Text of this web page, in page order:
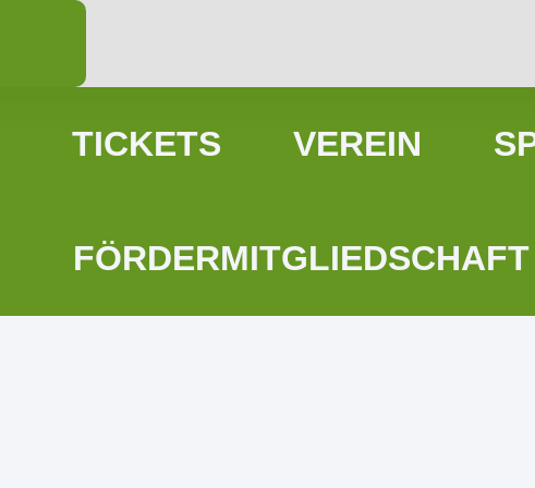
TICKETS VEREIN
FÖRDERMITGLIEDSCHAFT